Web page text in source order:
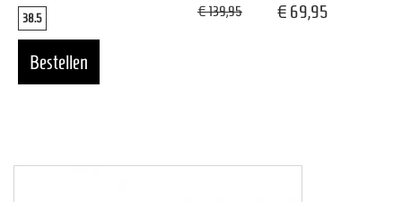
38.5 € 139,95
€ 69,95